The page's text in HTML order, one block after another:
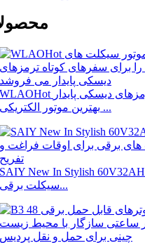
WLAOHot فروش ترمزهای دیسکی پایدار
بهترین موتور الکتریکی ...
SAIY New In Stylish 60V32AH بهترین موتور
سیکلت برقی...